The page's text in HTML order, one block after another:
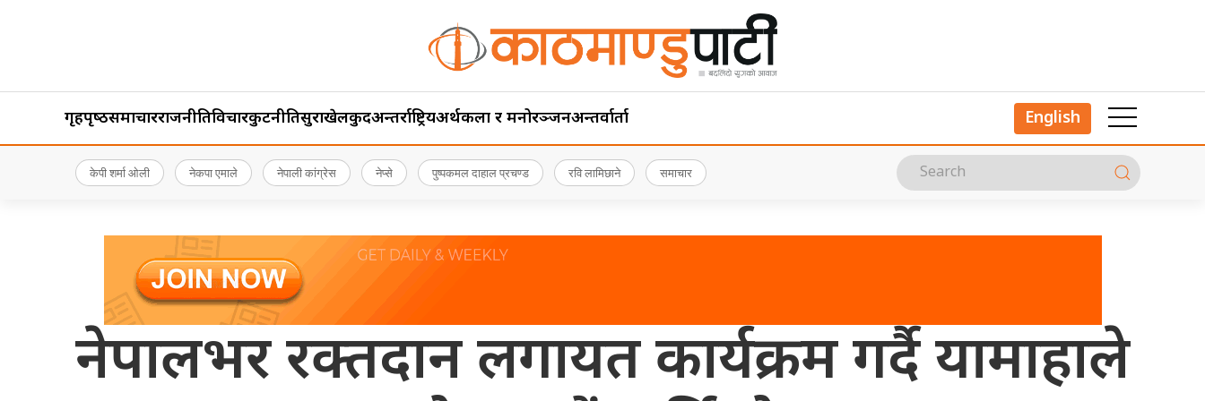
गृहपृष्‍ठसमाचारराजनीतिविचारकुटनीतिसुरक्षाखेलकुदअन्तर्राष्ट्रियअर्थकला र मनोरञ्जनअन्तर्वार्ता English
केपी शर्मा ओली नेकपा एमाले नेपाली कांग्रेस नेप्से पुष्पकमल दाहाल प्रचण्ड रवि लामिछाने समाचार
नेपालभर रक्तदान लगायत कार्यक्रम गर्दै यामाहाले